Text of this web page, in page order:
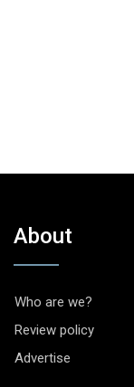
About
Who are we?
Review policy
Advertise